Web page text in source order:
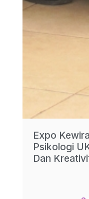
Expo
Psikologi
Dan